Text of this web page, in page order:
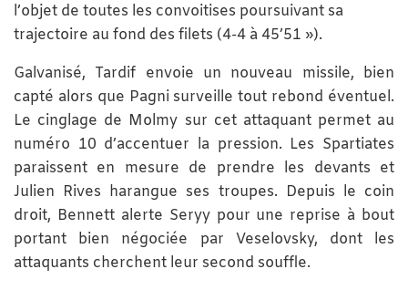
l’objet de toutes les convoitises poursuivant sa
trajectoire au fond des filets (4-4 à 45’51 »).
Galvanisé, Tardif envoie un nouveau missile, bien
capté alors que Pagni surveille tout rebond éventuel.
Le cinglage de Molmy sur cet attaquant permet au
numéro 10 d’accentuer la pression. Les Spartiates
paraissent en mesure de prendre les devants et
Julien Rives harangue ses troupes. Depuis le coin
droit, Bennett alerte Seryy pour une reprise à bout
portant bien négociée par Veselovsky, dont les
attaquants cherchent leur second souffle.